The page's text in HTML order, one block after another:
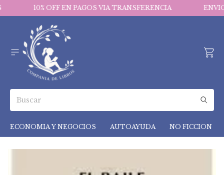
10% OFF EN PAGOS VIA TRANSFERENCIA
ECONOMIA Y NEGOCIOS AUTOAYUDA NO FICCION